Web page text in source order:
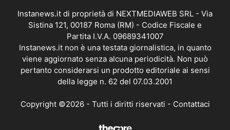
Instanews.it di proprietà di NEXTMEDIAWEB SRL - Via
Sistina 121, 00187 Roma (RM) - Codice Fiscale e
Partita I.V.A. 09689341007
Instanews.it non è una testata giornalistica, in quanto
viene aggiornato senza alcuna periodicità. Non può
pertanto considerarsi un prodotto editoriale ai sensi
della legge n. 62 del 07.03.2001
Copyright ©2026 - Tutti i diritti riservati - Contattaci